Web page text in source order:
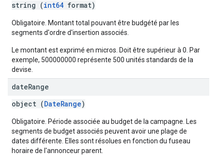
string (int64 format)
Obligatoire. Montant total pouvant être budgété par les
segments d'ordre d'insertion associés.
Le montant est exprimé en micros. Doit être supérieur à 0. Par
exemple, 500000000 représente 500 unités standards de la
devise.
dateRange
object (DateRange)
Obligatoire. Période associée au budget de la campagne. Les
segments de budget associés peuvent avoir une plage de
dates différente. Elles sont résolues en fonction du fuseau
horaire de l'annonceur parent.